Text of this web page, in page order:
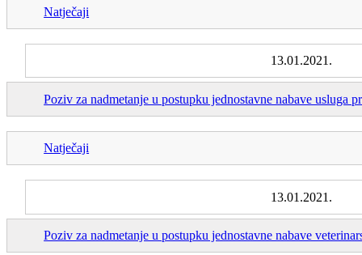
Natječaji
13.01.2021.
Poziv za nadmetanje u postupku jednostavne nabave usluga
Natječaji
13.01.2021.
Poziv za nadmetanje u postupku jednostavne nabave